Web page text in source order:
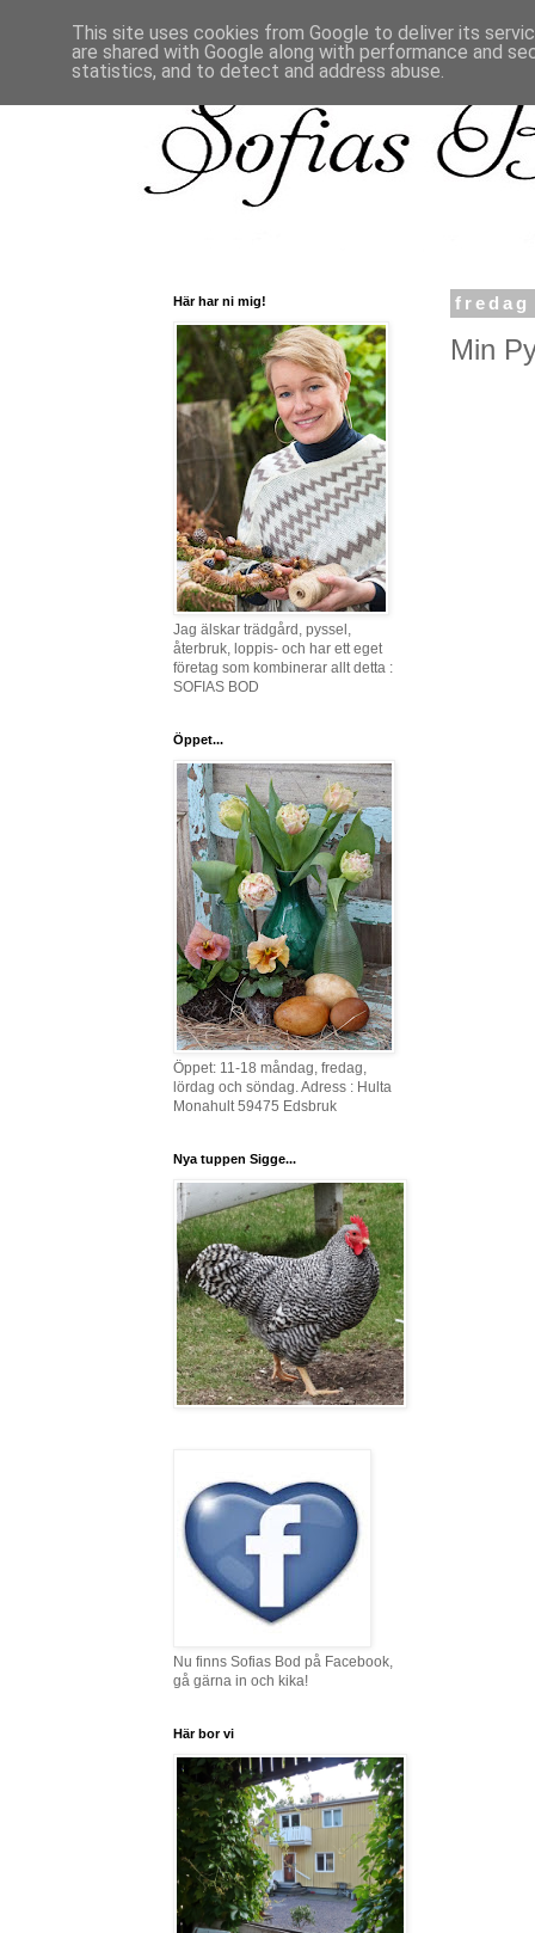
fredag
Min
Här har ni mig!
Jag älskar trädgård, pyssel,
återbruk, loppis- och har ett eget
företag som kombinerar allt detta :
SOFIAS BOD
Öppet...
Öppet: 11-18 måndag, fredag,
lördag och söndag. Adress : Hulta
Monahult 59475 Edsbruk
Nya tuppen Sigge...
Nu finns Sofias Bod på Facebook,
gå gärna in och kika!
Här bor vi
This site uses cookies from Google to deliver its
are shared with Google along with performance and
statistics, and to detect and address abuse.